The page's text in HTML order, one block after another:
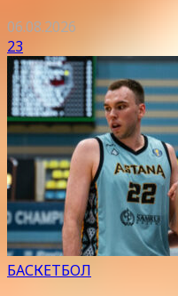
06.08.2026
23
БАСКЕТБОЛ